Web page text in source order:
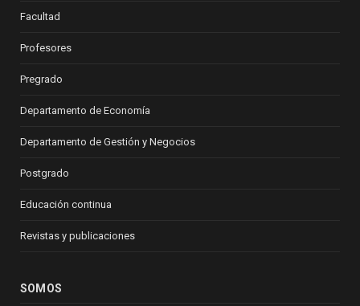
Facultad
Profesores
Pregrado
Departamento de Economía
Departamento de Gestión y Negocios
Postgrado
Educación continua
Revistas y publicaciones
SOMOS